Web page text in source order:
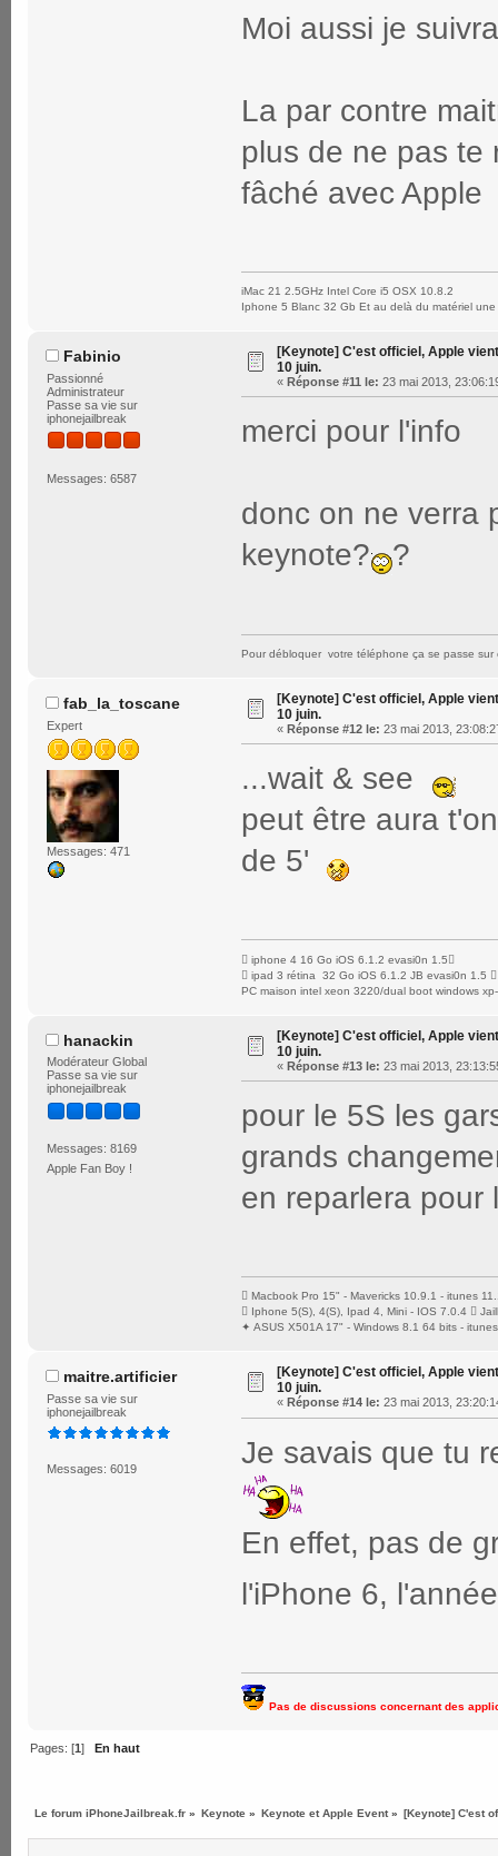
Moi aussi je
La par contre
plus de ne pas te
fâché avec
iMac 21 2.5GHz Intel Core i5 OSX 10.8.2
Iphone 5 Blanc 32 Gb Et au delà du matériel
Fabinio
Passionné
Administrateur
Passe sa vie sur
iphonejailbreak
Messages: 6587
[Keynote] C'est officiel, Apple
10 juin.
« Réponse #11 le: 23 mai 2013,
merci pour l'info
donc on ne verra
keynote?
?
Pour débloquer votre téléphone ça se passe sur
fab_la_toscane
Expert
Messages: 471
[Keynote] C'est officiel, Apple
10 juin.
« Réponse #12 le: 23 mai 2013,
...wait & see
peut être aura
de 5'
 iphone 4 16 Go iOS 6.1.2 evasi0n 1.5
 ipad 3 rétina 32 Go iOS 6.1.2 JB evasi0n 1.5 
PC maison intel xeon 3220/dual boot windows
hanackin
Modérateur Global
Passe sa vie sur
iphonejailbreak
Messages: 8169
Apple Fan Boy !
[Keynote] C'est officiel, Apple
10 juin.
« Réponse #13 le: 23 mai 2013,
pour le 5S les
grands
en reparlera
 Macbook Pro 15" - Mavericks 10.9.1 - itunes
 Iphone 5(S), 4(S), Ipad 4, Mini - IOS 7.0.4 
✦ ASUS X501A 17" - Windows 8.1 64 bits -
maitre.artificier
Passe sa vie sur
iphonejailbreak
Messages: 6019
[Keynote] C'est officiel, Apple
10 juin.
« Réponse #14 le: 23 mai 2013,
Je savais que tu
En effet, pas de
l'iPhone 6,
Pas de discussions concernant des
Pages: [1]En haut
Le forum iPhoneJailbreak.fr » Keynote » Keynote et Apple Event» [Keynote] C'est